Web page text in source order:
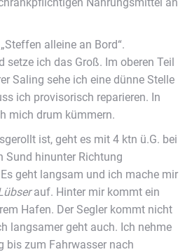
alleine an Bord“.
setze ich das Groß. Im oberen Teil
Saling sehe ich eine dünne Stelle
ich provisorisch reparieren. In
mich drum kümmern.
ist, geht es mit 4 ktn ü.G. bei
Sund hinunter Richtung
geht langsam und ich mache mir
auf. Hinter mir kommt ein
Hafen. Der Segler kommt nicht
langsamer geht auch. Ich nehme
bis zum Fahrwasser nach